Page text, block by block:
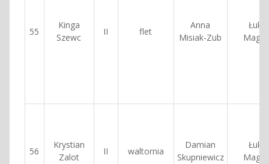
55
Kinga
Szewc
II flet
Anna
Misiak-Zub
56
Krystian
Zalot
II waltornia
Damian
Skupniewicz